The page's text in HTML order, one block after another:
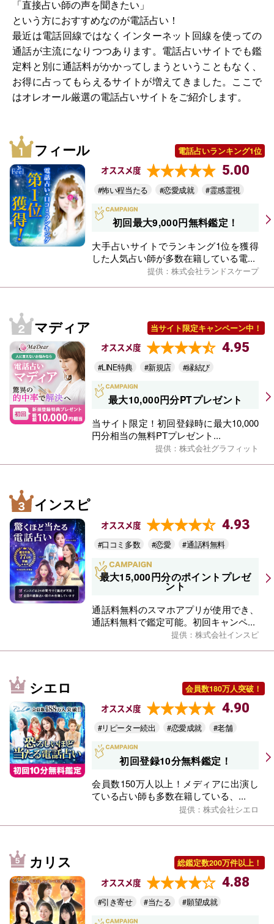
「直接占い師の声を聞きたい」
という方におすすめなのが電話占い！
最近は電話回線ではなくインターネット回線を使っての
通話が主流になりつつあります。電話占いサイトでも鑑
定料と別に通話料がかかってしまうということもなく、
お得に占ってもらえるサイトが増えてきました。ここで
はオレオール厳選の電話占いサイトをご紹介します。
フィール 電話占いランキング1位
オススメ度 5.00
#怖い程当たる #恋愛成就 #霊感霊視
初回最大9,000円無料鑑定！
大手占いサイトでランキング1位を獲得
した人気占い師が多数在籍している電...
提供：株式会社ランドスケープ
マディア 当サイト限定キャンペーン中！
オススメ度 4.95
#LINE特典 #新規店 #縁結び
最大10,000円分PTプレゼント
当サイト限定！初回登録時に最大10,000
円分相当の無料PTプレゼント...
提供：株式会社グラフィット
インスピ
オススメ度 4.93
#口コミ多数 #恋愛 #通話料無料
最大15,000円分のポイントプレゼ
ント
通話料無料のスマホアプリが使用でき、
通話料無料で鑑定可能。初回キャンペ...
提供：株式会社インスピ
シエロ 会員数180万人突破！
オススメ度 4.90
#リピーター続出 #恋愛成就 #老舗
初回登録10分無料鑑定！
会員数150万人以上！メディアに出演し
ている占い師も多数在籍している、...
提供：株式会社シエロ
カリス 総鑑定数200万件以上！
オススメ度 4.88
#引き寄せ #当たる #願望成就